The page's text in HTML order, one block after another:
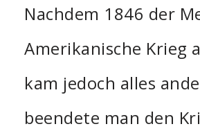
Nachdem 1846 der
Amerikanische Krieg
kam jedoch alles
beendete man den